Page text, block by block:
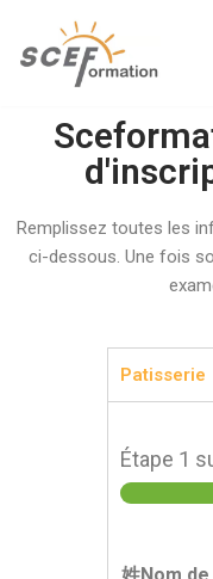
Aller
contenu
Remplissez toutes les
ci-dessous. Une fois
Patisserie
Étape 1